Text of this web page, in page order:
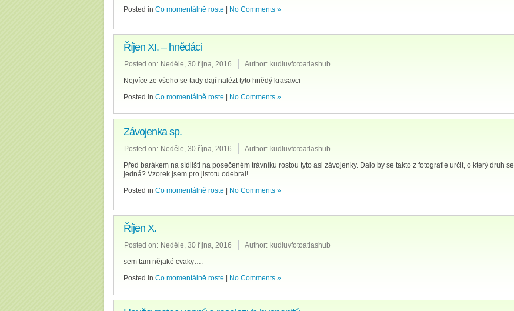
Posted in Co momentálně roste No Comments »
Říjen XI. – hnědáci
Posted on: Neděle, 30 října, 2016 Author: kudluvfotoatlashub
Nejvíce ze všeho se tady dají nalézt tyto hnědý krasavci
Posted in Co momentálně roste No Comments »
Závojenka sp.
Posted on: Neděle, 30 října, 2016 Author: kudluvfotoatlashub
Před barákem na sídlišti na posečeném trávníku rostou tyto asi závojenky. Dalo by se takto z fotografie určit, o který druh se
jedná? Vzorek jsem pro jistotu odebral!
Posted in Co momentálně roste No Comments »
Říjen X.
Posted on: Neděle, 30 října, 2016 Author: kudluvfotoatlashub
sem tam nějaké cvaky….
Posted in Co momentálně roste No Comments »